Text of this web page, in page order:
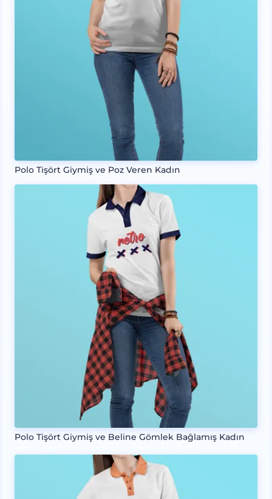
Polo Tişört Giymiş ve Poz Veren Kadın
Polo Tişört Giymiş ve Beline Gömlek Bağlamış Kadın